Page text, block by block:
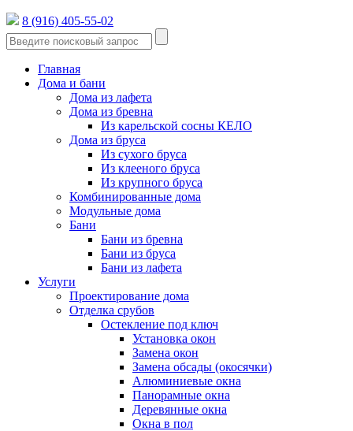
8 (916) 405-55-02
Главная
Дома и бани
Дома из лафета
Дома из бревна
Из карельской сосны КЕЛО
Дома из бруса
Из сухого бруса
Из клееного бруса
Из крупного бруса
Комбинированные дома
Модульные дома
Бани
Бани из бревна
Бани из бруса
Бани из лафета
Услуги
Проектирование дома
Отделка срубов
Остекление под ключ
Установка окон
Замена окон
Замена обсады (окосячки)
Алюминиевые окна
Панорамные окна
Деревянные окна
Окна в пол